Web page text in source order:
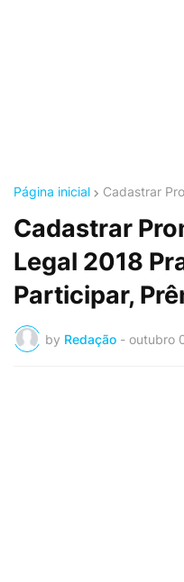
Página inicial Cadastrar
Cadastrar
Legal 2018
Participar,
by Redação - outubro